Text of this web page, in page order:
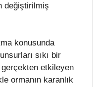
değiştirilmiş
konusunda
sıkı bir
etkileyen
ormanın karanlık